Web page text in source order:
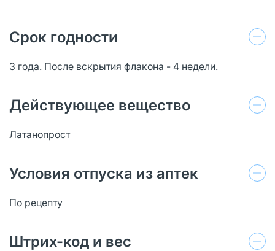
Срок годности
3 года. После вскрытия флакона - 4 недели.
Действующее вещество
Латанопрост
Условия отпуска из аптек
По рецепту
Штрих-код и вес